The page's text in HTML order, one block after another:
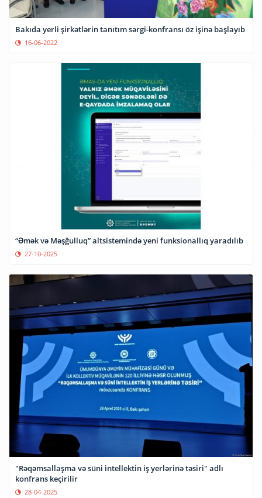
Bakıda yerli şirkətlərin tanıtım sərgi-konfransı öz işinə başlayıb
16-06-2022
“Əmək və Məşğulluq” altsistemində yeni funksionallıq yaradılıb
27-10-2025
"Rəqəmsallaşma və süni intellektin iş yerlərinə təsiri" adlı
konfrans keçirilir
28-04-2025